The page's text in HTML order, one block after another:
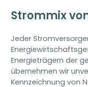
Strommix
Jeder
Energieträgern der
übernehmen wir
Kennzeichnung von